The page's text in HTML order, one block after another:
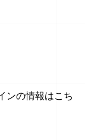
ンの情報はこち